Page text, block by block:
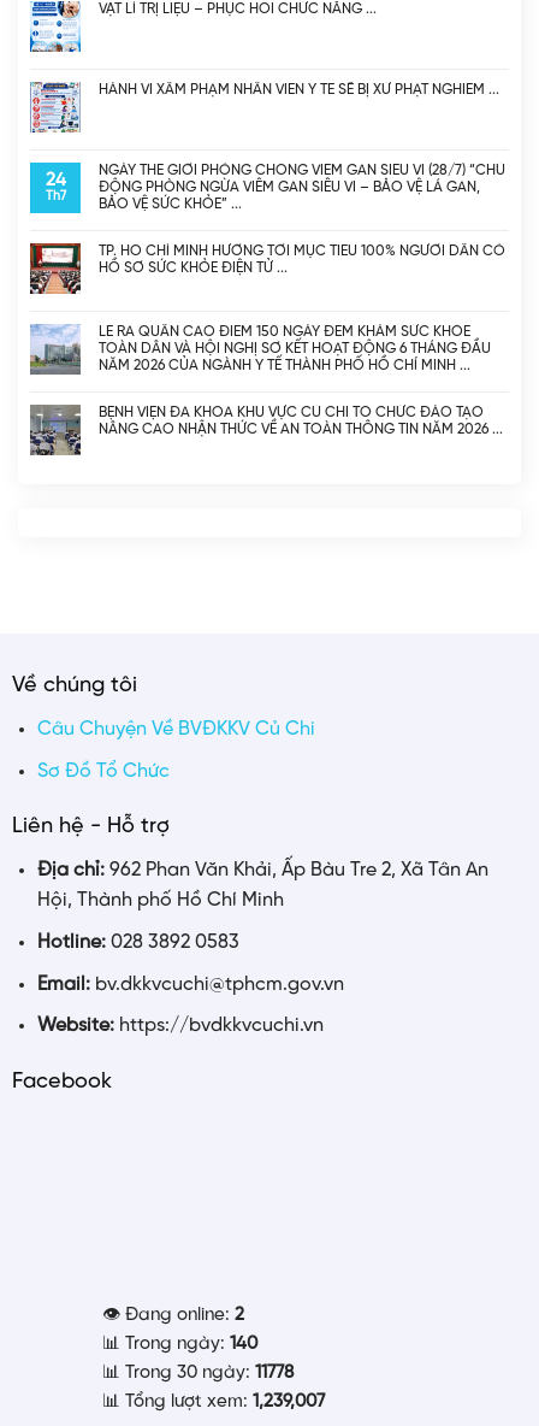
VẬT LÍ TRỊ LIỆU – PHỤC HỒI CHỨC NĂNG
HÀNH VI XÂM PHẠM NHÂN VIÊN Y TẾ SẼ BỊ XỬ PHẠT NGHIÊM
24
Th7
NGÀY THẾ GIỚI PHÒNG CHỐNG VIÊM GAN SIÊU VI (28/7) “CHỦ
ĐỘNG PHÒNG NGỪA VIÊM GAN SIÊU VI – BẢO VỆ LÁ GAN,
BẢO VỆ SỨC KHỎE”
TP. HỒ CHÍ MINH HƯỚNG TỚI MỤC TIÊU 100% NGƯỜI DÂN CÓ
HỒ SƠ SỨC KHỎE ĐIỆN TỬ
LỄ RA QUÂN CAO ĐIỂM 150 NGÀY ĐÊM KHÁM SỨC KHỎE
TOÀN DÂN VÀ HỘI NGHỊ SƠ KẾT HOẠT ĐỘNG 6 THÁNG ĐẦU
NĂM 2026 CỦA NGÀNH Y TẾ THÀNH PHỐ HỒ CHÍ MINH
BỆNH VIỆN ĐA KHOA KHU VỰC CỦ CHI TỔ CHỨC ĐÀO TẠO
NÂNG CAO NHẬN THỨC VỀ AN TOÀN THÔNG TIN NĂM 2026
Về chúng tôi
Câu Chuyện Về BVĐKKV Củ Chi
Sơ Đồ Tổ Chức
Liên hệ - Hỗ trợ
Địa chỉ:962 Phan Văn Khải, Ấp Bàu Tre 2, Xã Tân An
Hội, Thành phố Hồ Chí Minh
Hotline: 028 3892 0583
Email:bv.dkkvcuchi@tphcm.gov.vn
Website:https://bvdkkvcuchi.vn
Facebook
👁️ Đang online: 2
📊 Trong ngày: 140
📊 Trong 30 ngày: 11778
📊 Tổng lượt xem: 1,239,007